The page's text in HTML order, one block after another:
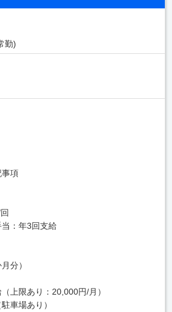
勤)
事項
当：年3回支給
分）
上限あり：20,000円/月）
車場あり）